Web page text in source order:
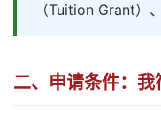
（Tuition Grant）
二、申请条件：我